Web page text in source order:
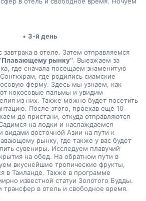
3-й день
в отеле. Затем отправляемся
рынку’’. Выезжаем за
где сначала посещаем знаменитую
где родились сиамские
ферму. Здесь мы узнаем, как
кокосовые пальмы и увидим
из них. Также можно будет посетить
После этого, проехав еще 10
до пристани, откуда отправляются
на лодки и наслаждаемся
видами восточной Азии на пути к
рынку, где также у вас будет
сувениры. Исследуем плавучий
на обед. На обратном пути в
вкуснейшие тропические фрукты,
в Таиланде. Также в программе
известной статуи Золотого Будды.
трансфер в отель и свободное время.